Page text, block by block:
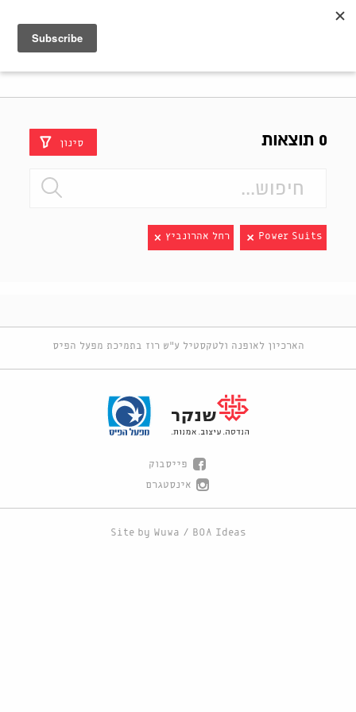
0 תוצאות סינון
Power Suits רחל אהרונביץ
הארכיון לאופנה ולטקסטיל ע"ש רוז בתמיכת מפעל הפיס
פייסבוק
אינסטגרם
Site by Wuwa / BOA Ideas